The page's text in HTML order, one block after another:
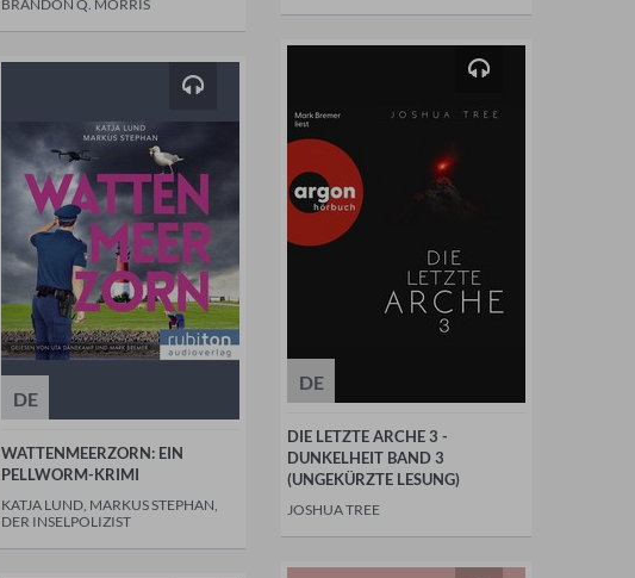
BRANDON Q. MORRIS
DE
WATTENMEERZORN: EIN
PELLWORM-KRIMI
KATJA LUND, MARKUS STEPHAN,
DER INSELPOLIZIST
DE
DIE LETZTE ARCHE 3 -
DUNKELHEIT BAND 3
(UNGEKÜRZTE LESUNG)
JOSHUA TREE